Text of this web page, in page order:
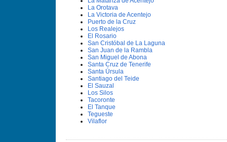
La Orotava
La Victoria de Acentejo
Puerto de la Cruz
Los Realejos
El Rosario
San Cristóbal de La Laguna
San Juan de la Rambla
San Miguel de Abona
Santa Cruz de Tenerife
Santa Úrsula
Santiago del Teide
El Sauzal
Los Silos
Tacoronte
El Tanque
Tegueste
Vilaflor